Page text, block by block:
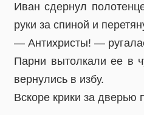
Иван сдернул
руки за спиной и
— Антихристы! —
Парни вытолкали ее в
вернулись в избу.
Вскоре крики за дверью